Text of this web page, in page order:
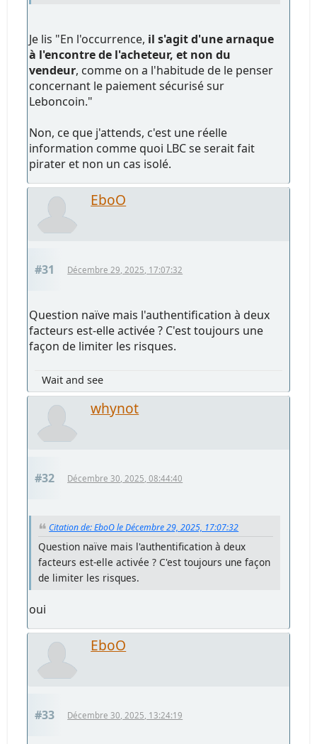
Je lis "En l'occurrence, il s'agit d'une arnaque
à l'encontre de l'acheteur, et non du
vendeur, comme on a l'habitude de le penser
concernant le paiement sécurisé sur
Leboncoin."
Non, ce que j'attends, c'est une réelle
information comme quoi LBC se serait fait
pirater et non un cas isolé.
EboO
#31 Décembre 29, 2025, 17:07:32
Question naïve mais l'authentification à deux
facteurs est-elle activée ? C'est toujours une
façon de limiter les risques.
Wait and see
whynot
#32 Décembre 30, 2025, 08:44:40
Citation de: EboO le Décembre 29, 2025, 17:07:32
Question naïve mais l'authentification à deux
facteurs est-elle activée ? C'est toujours une façon
de limiter les risques.
oui
EboO
#33 Décembre 30, 2025, 13:24:19